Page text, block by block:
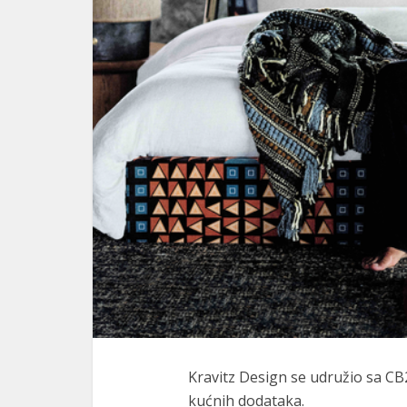
Kravitz Design se udružio sa
kućnih dodataka.